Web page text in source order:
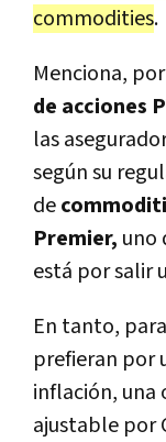
commodities.
Menciona,
de acciones
las
según su
de
Premier, uno
está por salir
En tanto,
prefieran por
inflación, una
ajustable por